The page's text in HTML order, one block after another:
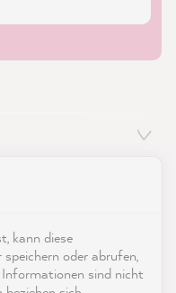
kann diese
oder abrufen,
sind nicht
io